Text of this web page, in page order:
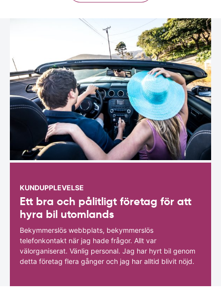
KUNDUPPLEVELSE
Ett bra och pålitligt företag för att
hyra bil utomlands
Bekymmerslös webbplats, bekymmerslös
telefonkontakt när jag hade frågor. Allt var
välorganiserat. Vänlig personal. Jag har hyrt bil genom
detta företag flera gånger och jag har alltid blivit nöjd.